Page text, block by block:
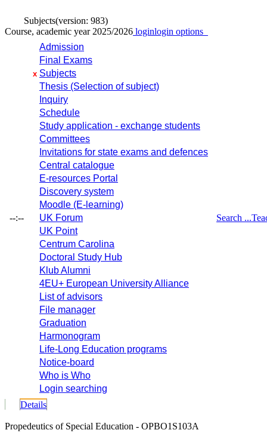
Subjects(version: 983)
Course, academic year 2025/2026 loginlogin options
--:--
Admission
Final Exams
x Subjects
Thesis (Selection of subject)
Inquiry
Schedule
Study application - exchange students
Committees
Invitations for state exams and defences
Central catalogue
E-resources Portal
Discovery system
Moodle (E-learning)
UK Forum
UK Point
Centrum Carolina
Doctoral Study Hub
Klub Alumni
4EU+ European University Alliance
List of advisors
File manager
Graduation
Harmonogram
Life-Long Education programs
Notice-board
Who is Who
Login searching
Search ...
Details
Propedeutics of Special Education - OPBO1S103A